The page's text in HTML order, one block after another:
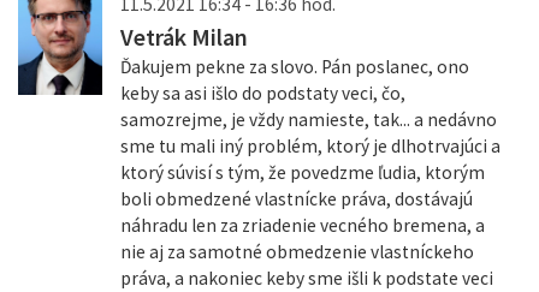
Vetrák Milan
Ďakujem pekne za slovo. Pán poslanec, ono
keby sa asi išlo do podstaty veci, čo,
samozrejme, je vždy namieste, tak... a nedávno
sme tu mali iný problém, ktorý je dlhotrvajúci a
ktorý súvisí s tým, že povedzme ľudia, ktorým
boli obmedzené vlastnícke práva, dostávajú
náhradu len za zriadenie vecného bremena, a
nie aj za samotné obmedzenie vlastníckeho
práva, a nakoniec keby sme išli k podstate veci